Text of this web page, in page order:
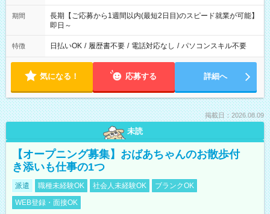
期間
長期【ご応募から1週間以内(最短2日目)のスピード就業が可能】
即日～
特徴 日払いOK / 履歴書不要 / 電話対応なし / パソコンスキル不要
気になる！ 応募する 詳細へ
掲載日：2026.08.09
未読
【オープニング募集】おばあちゃんのお散歩付
き添いも仕事の1つ
派遣 職種未経験OK 社会人未経験OK
ブランクOK
WEB登録・面接OK